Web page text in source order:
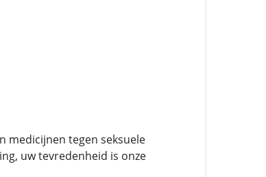
medicijnen tegen seksuele
uw tevredenheid is onze